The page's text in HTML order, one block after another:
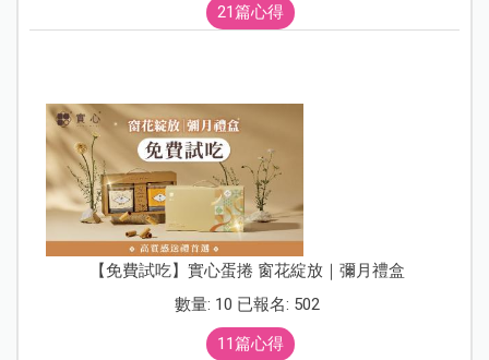
21篇心得
【免費試吃】實心蛋捲 窗花綻放｜彌月禮盒
數量: 10 已報名: 502
11篇心得